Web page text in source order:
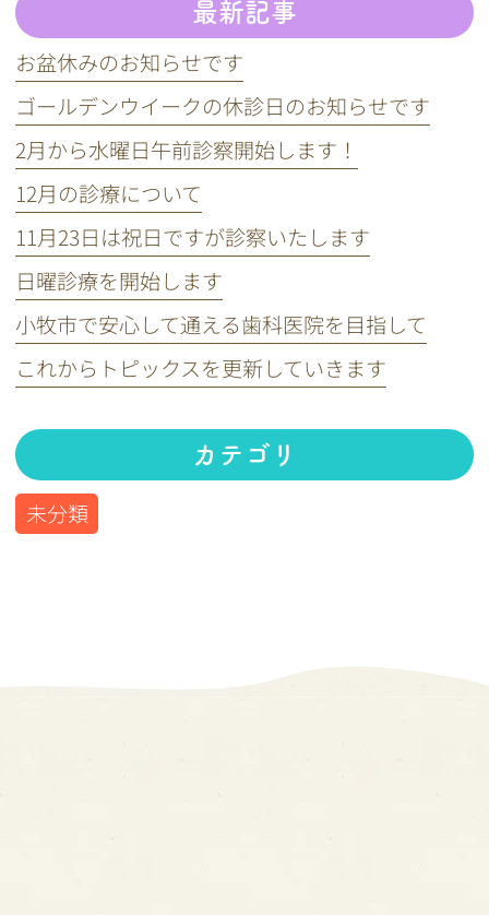
最新記事
お盆休みのお知らせです
ゴールデンウイークの休診日のお知らせです
2月から水曜日午前診察開始します！
12月の診療について
11月23日は祝日ですが診察いたします
日曜診療を開始します
小牧市で安心して通える歯科医院を目指して
これからトピックスを更新していきます
カテゴリ
未分類